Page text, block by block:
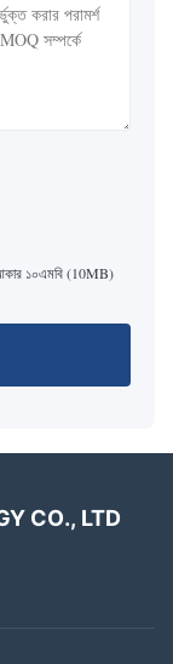
১০এমবি (10MB)
CO., LTD